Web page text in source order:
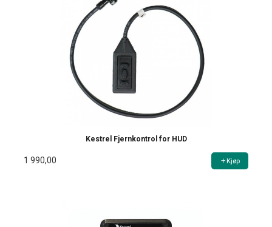
Kestrel Fjernkontrol for HUD
1 990,00 Kjøp